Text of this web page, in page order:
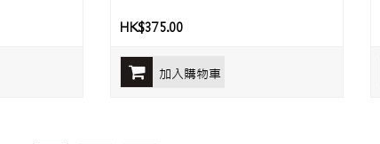
HK$375.00
加入購物車